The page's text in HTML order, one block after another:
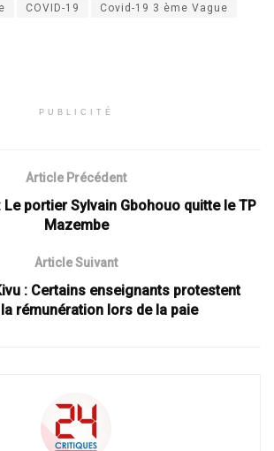
COVID-19 Covid-19 3 ème Vague
PUBLICITÉ
Article Précédent
Le portier Sylvain Gbohouo quitte le TP
Mazembe
Article Suivant
: Certains enseignants protestent
rémunération lors de la paie